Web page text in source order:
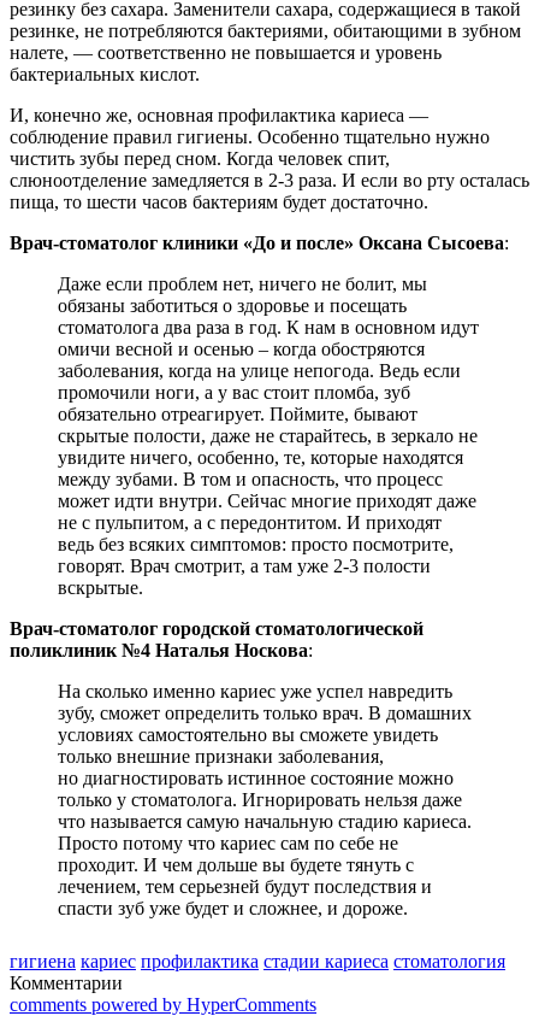
резинку без сахара. Заменители сахара, содержащиеся в такой
резинке, не потребляются бактериями, обитающими в зубном
налете, — соответственно не повышается и уровень
бактериальных кислот.
И, конечно же, основная профилактика кариеса —
соблюдение правил гигиены. Особенно тщательно нужно
чистить зубы перед сном. Когда человек спит,
слюноотделение замедляется в 2-3 раза. И если во рту осталась
пища, то шести часов бактериям будет достаточно.
Врач-стоматолог клиники «До и после» Оксана Сысоева:
Даже если проблем нет, ничего не болит, мы
обязаны заботиться о здоровье и посещать
стоматолога два раза в год. К нам в основном идут
омичи весной и осенью – когда обостряются
заболевания, когда на улице непогода. Ведь если
промочили ноги, а у вас стоит пломба, зуб
обязательно отреагирует. Поймите, бывают
скрытые полости, даже не старайтесь, в зеркало не
увидите ничего, особенно, те, которые находятся
между зубами. В том и опасность, что процесс
может идти внутри. Сейчас многие приходят даже
не с пульпитом, а с передонтитом. И приходят
ведь без всяких симптомов: просто посмотрите,
говорят. Врач смотрит, а там уже 2-3 полости
вскрытые.
Врач-стоматолог городской стоматологической
поликлиник №4 Наталья Носкова:
На сколько именно кариес уже успел навредить
зубу, сможет определить только врач. В домашних
условиях самостоятельно вы сможете увидеть
только внешние признаки заболевания,
но диагностировать истинное состояние можно
только у стоматолога. Игнорировать нельзя даже
что называется самую начальную стадию кариеса.
Просто потому что кариес сам по себе не
проходит. И чем дольше вы будете тянуть с
лечением, тем серьезней будут последствия и
спасти зуб уже будет и сложнее, и дороже.
гигиена кариес профилактика стадии кариеса стоматология
Комментарии
comments powered by HyperComments